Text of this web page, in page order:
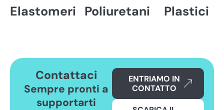
Elastomeri Poliuretani Plastici
Contattaci
Sempre pronti a
supportarti
ENTRIAMO IN
CONTATTO